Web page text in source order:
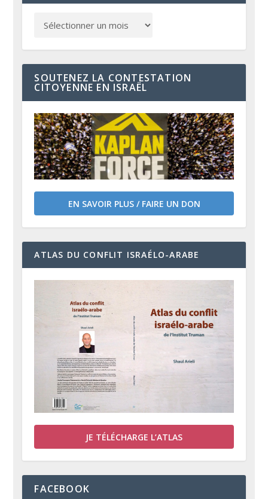
SOUTENEZ LA CONTESTATION
CITOYENNE EN ISRAËL
EN SAVOIR PLUS / FAIRE UN DON
ATLAS DU CONFLIT ISRAÉLO-ARABE
JE TÉLÉCHARGE L’ATLAS
FACEBOOK